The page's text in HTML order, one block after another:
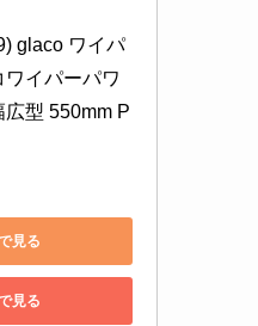
glaco ワイパ
イパーパワ
型 550mm P
見る
見る